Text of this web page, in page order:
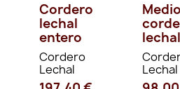
Cordero
lechal
entero
Cordero
Lechal
Medio
lechal
Lechal